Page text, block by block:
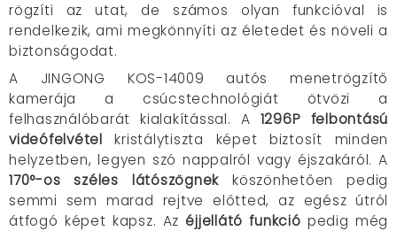
rögzíti az utat, de számos olyan funkcióval is
rendelkezik, ami megkönnyíti az életedet és növeli a
biztonságodat.
A JINGONG KOS-14009 autós menetrögzítő
kamerája a csúcstechnológiát ötvözi a
felhasználóbarát kialakítással. A 1296P felbontású
videófelvétel kristálytiszta képet biztosít minden
helyzetben, legyen szó nappalról vagy éjszakáról. A
170°-os széles látószögnek köszönhetően pedig
semmi sem marad rejtve előtted, az egész útról
átfogó képet kapsz. Az éjjellátó funkció pedig még